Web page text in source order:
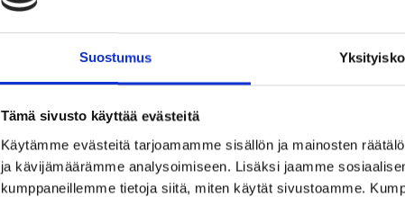
Suostumus
Tämä sivusto käyttää evästeitä
Käytämme evästeitä tarjoamamme sisällön ja mainosten
ja kävijämäärämme analysoimiseen. Lisäksi jaamme
kumppaneillemme tietoja siitä, miten käytät sivustoamme.
CARAT
Creme de
19,90